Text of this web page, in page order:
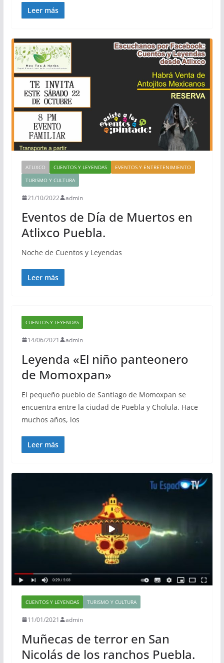
Leer más
ATLIXCO CUENTOS Y LEYENDAS
EVENTOS Y ENTRETENIMIENTO
TURISMO Y CULTURA
21/10/2022 admin
Eventos de Día de Muertos en
Atlixco Puebla.
Noche de Cuentos y Leyendas
Leer más
CUENTOS Y LEYENDAS
14/06/2021 admin
Leyenda «El niño panteonero
de Momoxpan»
El pequeño pueblo de Santiago de Momoxpan se
encuentra entre la ciudad de Puebla y Cholula. Hace
muchos años, los
Leer más
CUENTOS Y LEYENDAS TURISMO Y CULTURA
11/01/2021 admin
Muñecas de terror en San
Nicolás de los ranchos Puebla.